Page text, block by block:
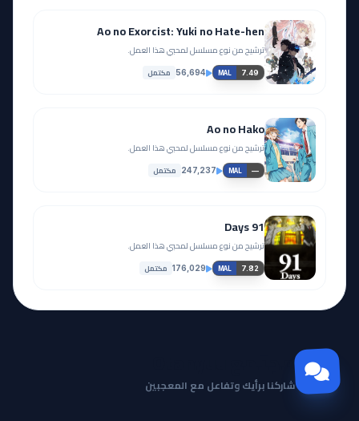
Ao no Exorcist: Yuki no Hate-hen
ترشيح من نوع مسلسل لمحبي هذا العمل.
MAL 7.49
56,694 مكتمل
Ao no Hako
ترشيح من نوع مسلسل لمحبي هذا العمل.
MAL —
247,237 مكتمل
91 Days
ترشيح من نوع مسلسل لمحبي هذا العمل.
MAL 7.82
176,029 مكتمل
مجتمع Otanyuu
شاركنا برأيك وتفاعل مع المعجبين